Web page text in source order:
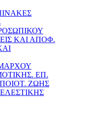
ΚΑΙ ΑΠΟΦ.
ΕΠ.
ΖΩΗΣ